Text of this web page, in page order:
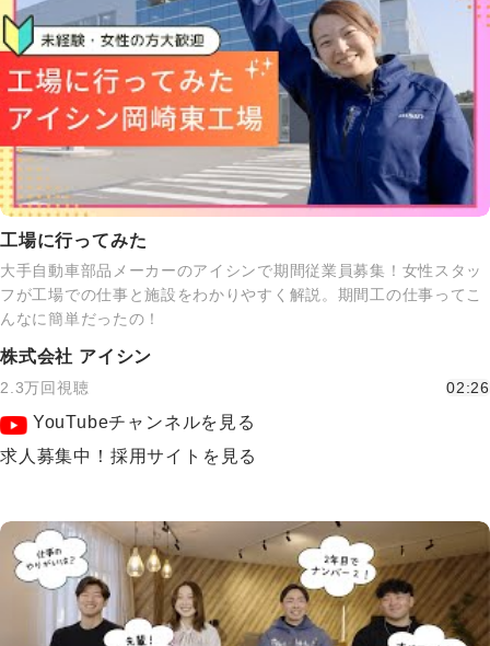
工場に行ってみた
大手自動車部品メーカーのアイシンで期間従業員募集！女性スタッ
フが工場での仕事と施設をわかりやすく解説。期間工の仕事ってこ
んなに簡単だったの！
株式会社 アイシン
2.3万回視聴 02:26
YouTubeチャンネルを見る
求人募集中！採用サイトを見る